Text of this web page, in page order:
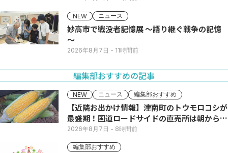
NEW ニュース
妙高市で戦没者記憶展 ～語り継ぐ戦争の記憶
～
2026年8月7日 - 11時間前
編集部おすすめの記事
NEW ニュース 編集部おすすめ
【近隣お出かけ情報】津南町のトウモロコシが
最盛期！国道ロードサイドの直売所は朝から長
い列
2026年8月7日 - 8時間前
編集部おすすめ